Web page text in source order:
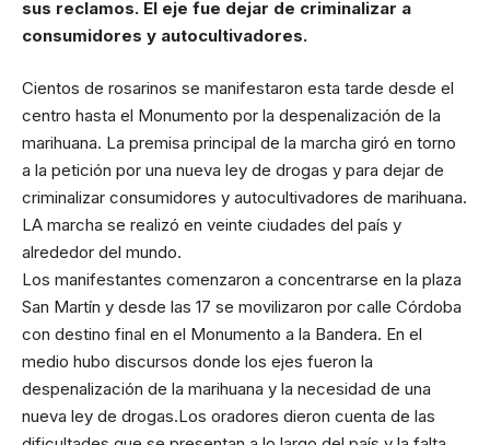
sus reclamos. El eje fue dejar de criminalizar a
consumidores y autocultivadores.
Cientos de rosarinos se manifestaron esta tarde desde el
centro hasta el Monumento por la despenalización de la
marihuana. La premisa principal de la marcha giró en torno
a la petición por una nueva ley de drogas y para dejar de
criminalizar consumidores y autocultivadores de marihuana.
LA marcha se realizó en veinte ciudades del país y
alrededor del mundo.
Los manifestantes comenzaron a concentrarse en la plaza
San Martín y desde las 17 se movilizaron por calle Córdoba
con destino final en el Monumento a la Bandera. En el
medio hubo discursos donde los ejes fueron la
despenalización de la marihuana y la necesidad de una
nueva ley de drogas.Los oradores dieron cuenta de las